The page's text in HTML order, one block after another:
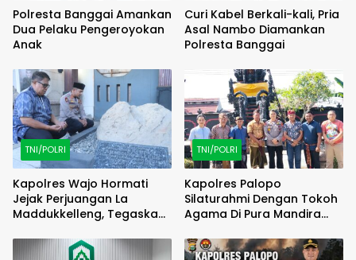
Polresta Banggai Amankan
Dua Pelaku Pengeroyokan
Anak
Curi Kabel Berkali-kali, Pria
Asal Nambo Diamankan
Polresta Banggai
TNI/POLRI
Kapolres Wajo Hormati
Jejak Perjuangan La
Maddukkelleng, Tegaskan
Masyarakat Wajo
TNI/POLRI
Kapolres Palopo
Silaturahmi Dengan Tokoh
Agama Di Pura Mandira
Jaga Kamtibmas